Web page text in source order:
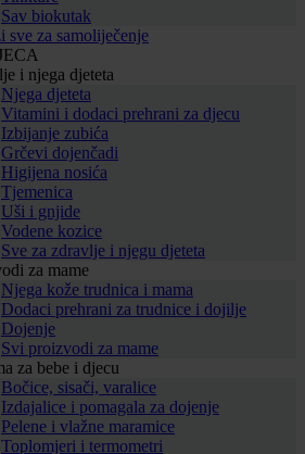
Sav biokutak
sve za samoliječenje
i njega djeteta
Njega djeteta
Vitamini i dodaci prehrani za djecu
Izbijanje zubića
Grčevi dojenčadi
Higijena nosića
Tjemenica
Uši i gnjide
Vodene kozice
Sve za zdravlje i njegu djeteta
za mame
Njega kože trudnica i mama
Dodaci prehrani za trudnice i dojilje
Dojenje
Svi proizvodi za mame
za bebe i djecu
Bočice, sisači, varalice
Izdajalice i pomagala za dojenje
Pelene i vlažne maramice
Toplomjeri i termometri